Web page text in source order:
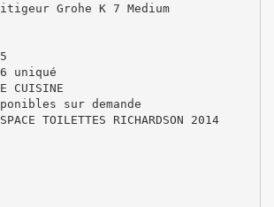
Grohe K 7 Medium
uniqué
CUISINE
sur demande
TOILETTES RICHARDSON 2014